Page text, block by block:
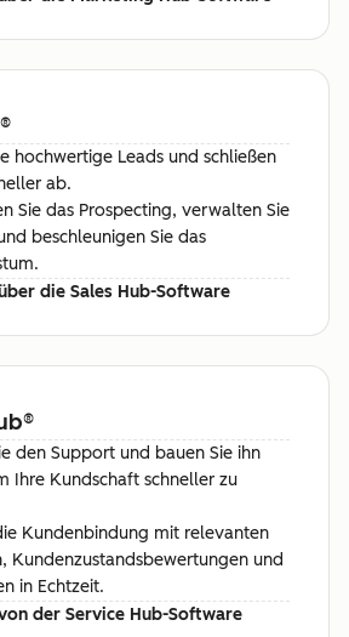
®
hochwertige Leads und schließen
ab.
Sie das Prospecting, verwalten Sie
beschleunigen Sie das
die Sales Hub-Software
®
den Support und bauen Sie ihn
Ihre Kundschaft schneller zu
Kundenbindung mit relevanten
Kundenzustandsbewertungen und
in Echtzeit.
der Service Hub-Software